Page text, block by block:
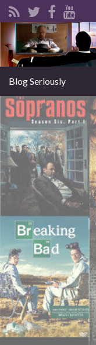
Blog Seriously